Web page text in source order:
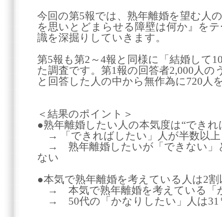
今回の第5報では、熟年離婚を望む人
を思いとどまらせる障壁は何か』を
識を深掘りしていきます。
第5報も第2～4報と同様に「結婚して
た調査です。第1報の回答者2,000人の
と回答した人の中から無作為に720人
＜結果のポイント＞
●熟年離婚したい人の本気度は“できれ
→ 「できればしたい」人が半数以上
→ 熟年離婚したいが「できない」
ない
●本気で熟年離婚を考えている人は2
→ 本気で熟年離婚を考えている「
→ 50代の「かなりしたい」人は31